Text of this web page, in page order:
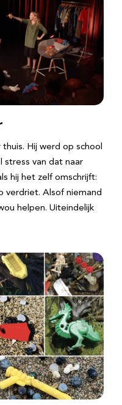
Hij werd op school
stress van dat naar
hij het zelf omschrijft:
verdriet. Alsof niemand
helpen. Uiteindelijk